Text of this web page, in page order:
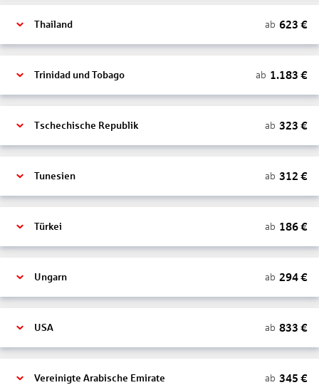
Thailand ab 623 €
Trinidad und Tobago ab 1.183 €
Tschechische Republik ab 323 €
Tunesien ab 312 €
Türkei ab 186€
Ungarn ab 294€
USA ab 833 €
Vereinigte Arabische Emirate ab 345 €